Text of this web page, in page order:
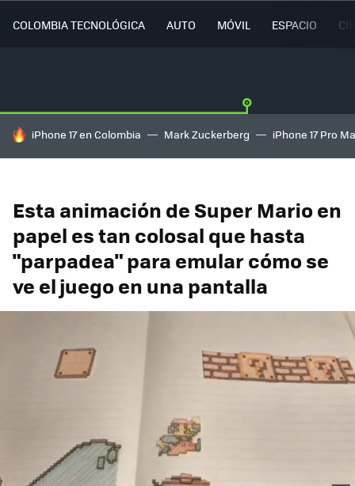
COLOMBIA TECNOLÓGICA AUTO MÓVIL ESPACIO
HOY SE HABLA DE
iPhone 17 en Colombia Mark Zuckerberg iPhone 17 Pro
Esta animación de Super Mario en
papel es tan colosal que hasta
"parpadea" para emular cómo se
ve el juego en una pantalla